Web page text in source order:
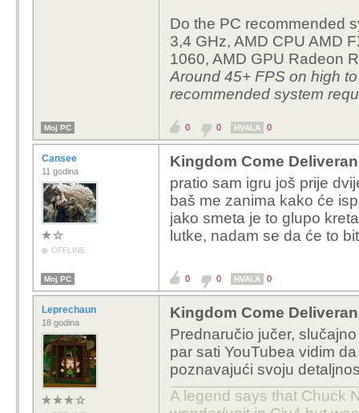
Do the PC recommended
3,4 GHz, AMD CPU AMD
1060, AMD GPU Radeon
Around 45+ FPS on high
recommended system
Moj PC 0 0 HVALA 0
Cansee
11 godina
OFFLINE
Kingdom Come
pratio sam igru još prije
baš me zanima kako će
jako smeta je to glupo
lutke, nadam se da će to
Moj PC 0 0 HVALA 0
Leprechaun
18 godina
Kingdom Come
Prednaručio jučer,
par sati YouTubea vidim
poznavajući svoju
A legend says that Chuck